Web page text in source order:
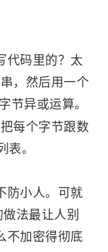
代码里的？太
，然后用一个
节异或运算。
每个字节跟数
表。
防小人。可就
法最让人别
不加密得彻底